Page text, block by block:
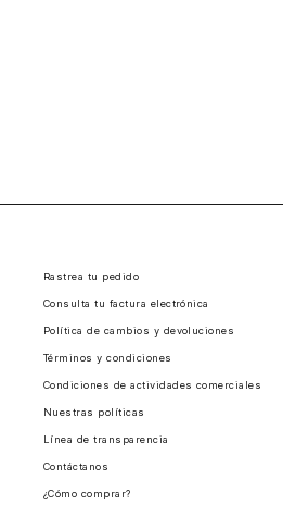
Rastrea tu pedido
Consulta tu factura electrónica
Política de cambios y devoluciones
Términos y condiciones
Condiciones de actividades comerciales
Nuestras políticas
Línea de transparencia
Contáctanos
¿Cómo comprar?